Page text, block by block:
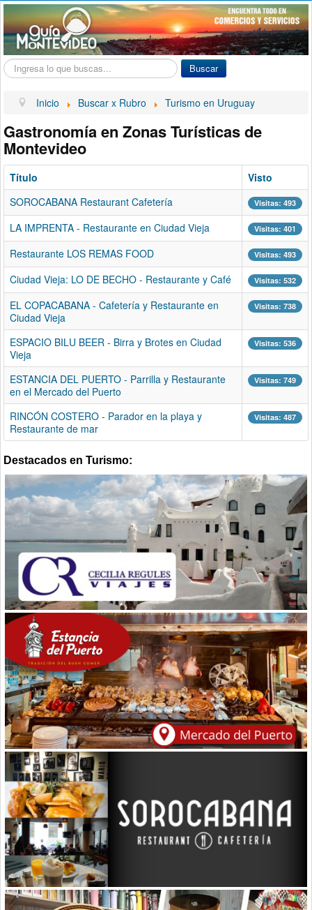
Buscar... Buscar
Inicio Buscar x Rubro Turismo en Uruguay
Gastronomía en Zonas Turísticas de
Montevideo
Título
Visto
SOROCABANA Restaurant Cafetería
Visitas: 493
LA IMPRENTA - Restaurante en Ciudad Vieja Visitas: 401
Restaurante LOS REMAS FOOD Visitas: 493
Ciudad Vieja: LO DE BECHO - Restaurante y Café Visitas: 532
EL COPACABANA - Cafetería y Restaurante en
Ciudad Vieja
Visitas: 738
ESPACIO BILU BEER - Birra y Brotes en Ciudad
Vieja
Visitas: 536
ESTANCIA DEL PUERTO - Parrilla y Restaurante
en el Mercado del Puerto
Visitas: 749
RINCÓN COSTERO - Parador en la playa y
Restaurante de mar
Visitas: 487
Destacados en Turismo: